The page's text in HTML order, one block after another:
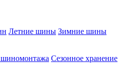
Летние шины Зимние шины
шиномонтажа Сезонное хранение